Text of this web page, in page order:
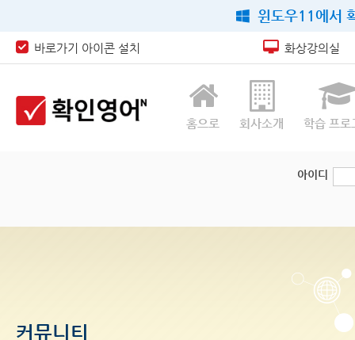
윈도우11에서
바로가기 아이콘 설치 화상강의실
홈으로 회사소개 학습 프로
아이디
커뮤니티